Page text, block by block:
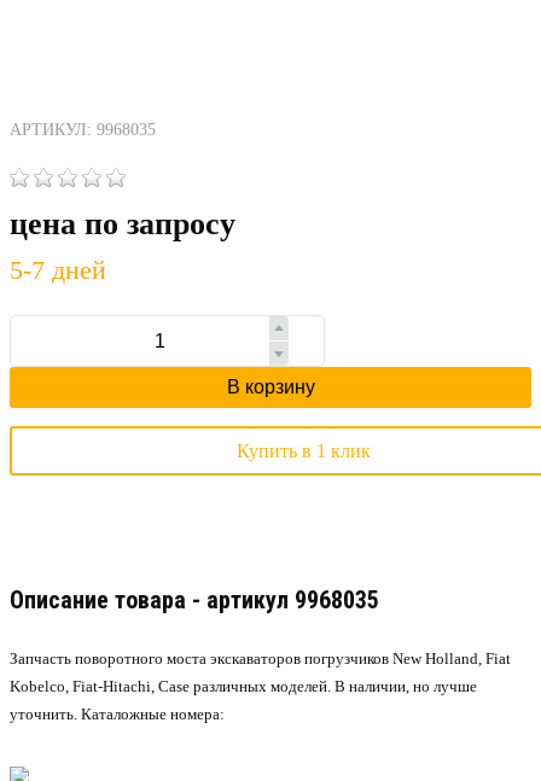
АРТИКУЛ: 9968035
цена по запросу
5-7 дней
В корзину
Купить в 1 клик
Описание товара - артикул 9968035
Запчасть поворотного моста экскаваторов погрузчиков New Holland, Fiat
Kobelco, Fiat-Hitachi, Case различных моделей. В наличии, но лучше
уточнить. Каталожные номера: